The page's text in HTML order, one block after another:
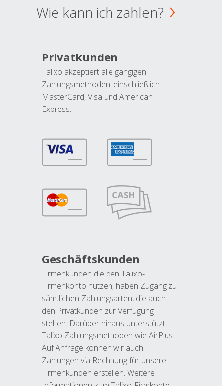
Wie kann ich zahlen?
Privatkunden
Talixo akzeptiert alle gängigen
Zahlungsmethoden, einschließlich
MasterCard, Visa und American
Express.
Geschäftskunden
Firmenkunden die den Talixo-
Firmenkonto nutzen, haben Zugang zu
sämtlichen Zahlungsarten, die auch
den Privatkunden zur Verfügung
stehen. Darüber hinaus unterstützt
Talixo Zahlungsmethoden wie AirPlus.
Auf Anfrage können wir auch
Zahlungen via Rechnung für unsere
Firmenkunden erstellen. Weitere